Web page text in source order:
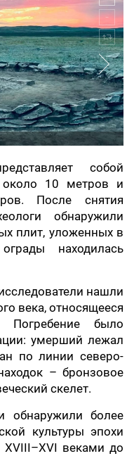
собой
около 10 метров и
После снятия
обнаружили
плит, уложенных в
находилась
нашли
века, относящееся
Погребение было
умерший лежал
по линии северо-
– бронзовое
скелет.
обнаружили более
культуры эпохи
XVIII–XVI веками до